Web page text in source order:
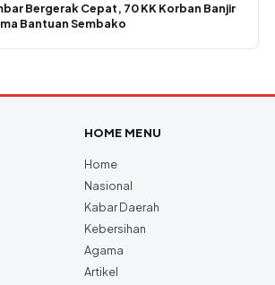
Bergerak Cepat, 70 KK Korban Banjir
Bantuan Sembako
HOME MENU
Home
Nasional
Kabar Daerah
Kebersihan
Agama
Artikel